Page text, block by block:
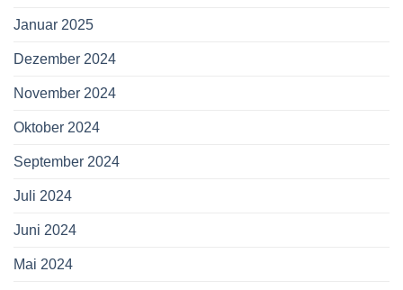
Januar 2025
Dezember 2024
November 2024
Oktober 2024
September 2024
Juli 2024
Juni 2024
Mai 2024